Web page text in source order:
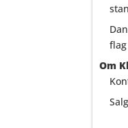
flag
Om